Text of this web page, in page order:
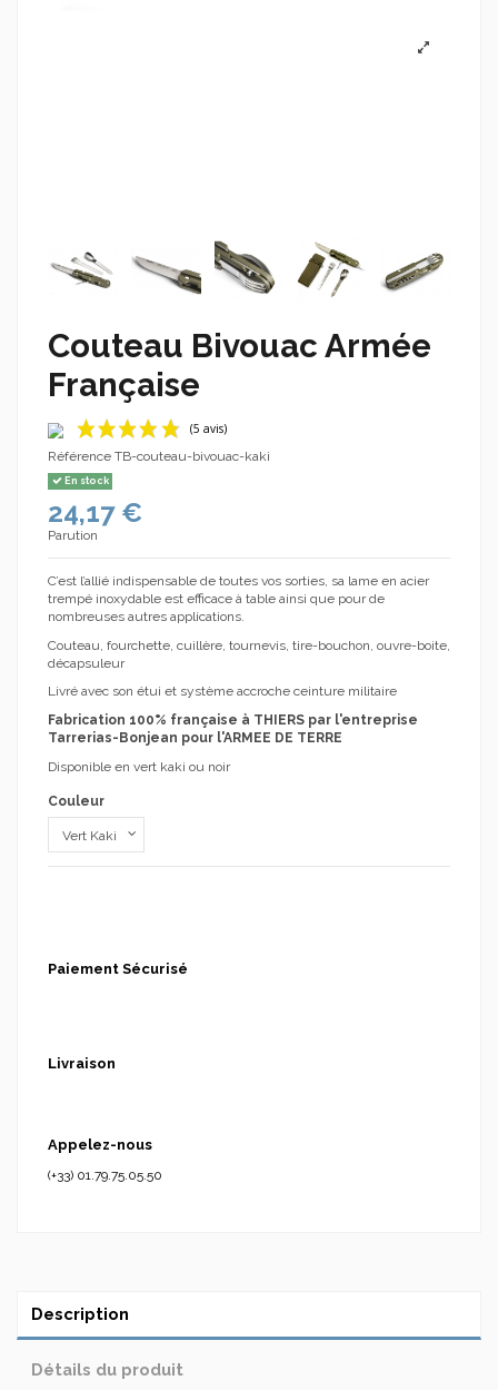
Couteau Bivouac Armée
Française
(5 avis)
Référence TB-couteau-bivouac-kaki
En stock
24,17 €
Parution
C’est l’allié indispensable de toutes vos sorties, sa lame en acier
trempé inoxydable est efficace à table ainsi que pour de
nombreuses autres applications.
Couteau, fourchette, cuillère, tournevis, tire-bouchon, ouvre-boite,
décapsuleur
Livré avec son étui et système accroche ceinture militaire
Fabrication 100% française à THIERS par l'entreprise
Tarrerias-Bonjean pour l'ARMEE DE TERRE
Disponible en vert kaki ou noir
Couleur
Paiement Sécurisé
Livraison
Appelez-nous
(+33) 01.79.75.05.50
Description
Détails du produit